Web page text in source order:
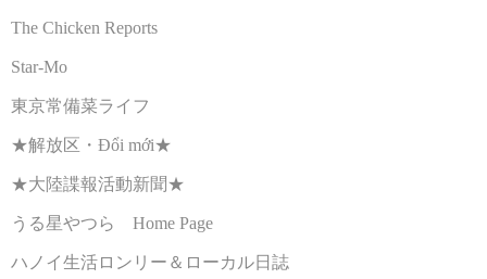
The Chicken Reports
Star-Mo
東京常備菜ライフ
★解放区・Đổi mới★
★大陸諜報活動新聞★
うる星やつら Home Page
ハノイ生活ロンリー＆ローカル日誌